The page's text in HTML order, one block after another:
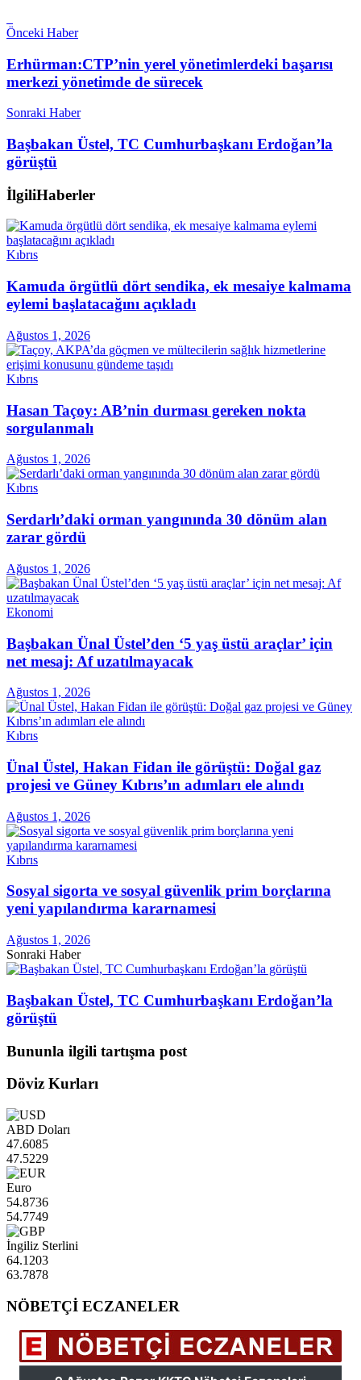
Önceki Haber
Erhürman:CTP’nin yerel yönetimlerdeki başarısı
merkezi yönetimde de sürecek
Sonraki Haber
Başbakan Üstel, TC Cumhurbaşkanı Erdoğan’la
görüştü
İlgiliHaberler
Kıbrıs
Kamuda örgütlü dört sendika, ek mesaiye kalmama
eylemi başlatacağını açıkladı
Ağustos 1, 2026
Kıbrıs
Hasan Taçoy: AB’nin durması gereken nokta
sorgulanmalı
Ağustos 1, 2026
Kıbrıs
Serdarlı’daki orman yangınında 30 dönüm alan
zarar gördü
Ağustos 1, 2026
Ekonomi
Başbakan Ünal Üstel’den ‘5 yaş üstü araçlar’ için
net mesaj: Af uzatılmayacak
Ağustos 1, 2026
Kıbrıs
Ünal Üstel, Hakan Fidan ile görüştü: Doğal gaz
projesi ve Güney Kıbrıs’ın adımları ele alındı
Ağustos 1, 2026
Kıbrıs
Sosyal sigorta ve sosyal güvenlik prim borçlarına
yeni yapılandırma kararnamesi
Ağustos 1, 2026
Sonraki Haber
Başbakan Üstel, TC Cumhurbaşkanı Erdoğan’la
görüştü
Bununla ilgili tartışma post
Döviz Kurları
ABD Doları
47.6085
47.5229
Euro
54.8736
54.7749
İngiliz Sterlini
64.1203
63.7878
NÖBETÇİ ECZANELER